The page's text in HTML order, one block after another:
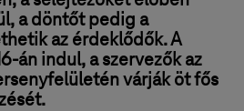
a döntőt pedig a
az érdeklődők. A
án indul, a szervezők az
várják öt fős